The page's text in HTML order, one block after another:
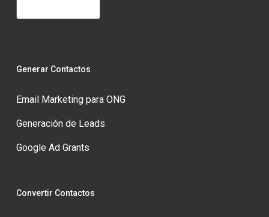
Generar Contactos
Email Marketing para ONG
Generación de Leads
Google Ad Grants
Convertir Contactos